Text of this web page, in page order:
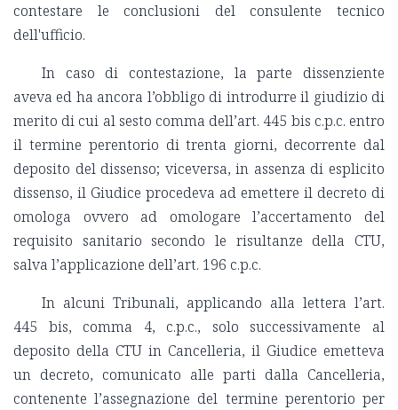
contestare le conclusioni del consulente tecnico
dell'ufficio.
In caso di contestazione, la parte dissenziente
aveva ed ha ancora l’obbligo di introdurre il giudizio di
merito di cui al sesto comma dell’art. 445 bis c.p.c. entro
il termine perentorio di trenta giorni, decorrente dal
deposito del dissenso; viceversa, in assenza di esplicito
dissenso, il Giudice procedeva ad emettere il decreto di
omologa ovvero ad omologare l’accertamento del
requisito sanitario secondo le risultanze della CTU,
salva l’applicazione dell’art. 196 c.p.c.
In alcuni Tribunali, applicando alla lettera l’art.
445 bis, comma 4, c.p.c., solo successivamente al
deposito della CTU in Cancelleria, il Giudice emetteva
un decreto, comunicato alle parti dalla Cancelleria,
contenente l’assegnazione del termine perentorio per